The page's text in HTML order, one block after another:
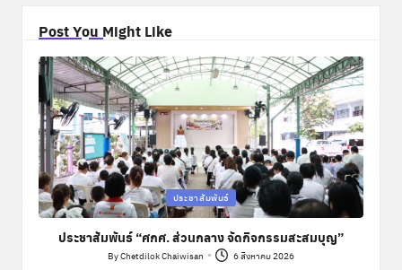
Post You Might Like
Posted
in
ประชาสัมพันธ์
ประชาสัมพันธ์ “ศกศ. ส่วนกลาง จัดกิจกรรมสะสมบุญ”
Posted
ByChetdilok Chaiwisan 6 สิงหาคม 2026